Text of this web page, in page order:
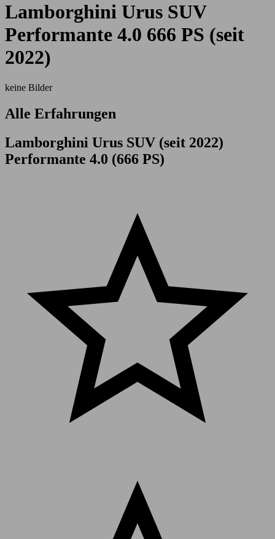
Lamborghini Urus SUV
Performante 4.0 666 PS (seit
2022)
keine Bilder
Alle Erfahrungen
Lamborghini Urus SUV (seit 2022)
Performante 4.0 (666 PS)